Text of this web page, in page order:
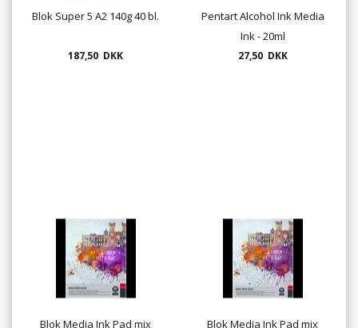
Blok Super 5 A2 140g 40 bl.
187,50 DKK
Pentart Alcohol Ink Media
Ink - 20ml
27,50 DKK
Blok Media Ink Pad mix
Blok Media Ink Pad mix